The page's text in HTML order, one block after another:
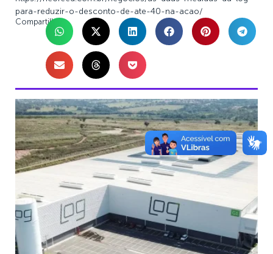
para-reduzir-o-desconto-de-ate-40-na-acao/
Compartilhe